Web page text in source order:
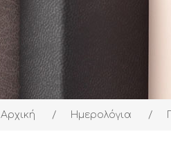
Αρχική / Ημερολόγια /